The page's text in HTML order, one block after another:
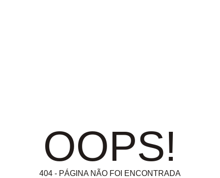
OOPS!
404 - PÁGINA NÃO FOI ENCONTRADA